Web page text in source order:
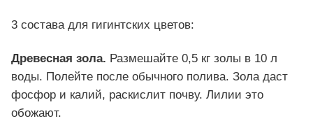
3 состава для гигинтских цветов:
Древесная зола. Размешайте 0,5 кг золы в 10 л
воды. Полейте после обычного полива. Зола даст
фосфор и калий, раскислит почву. Лилии это
обожают.